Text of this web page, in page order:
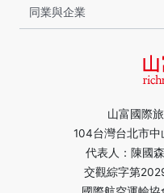
山富國際
104台灣台北市
代表人：陳國
交觀綜字第
同業與企業